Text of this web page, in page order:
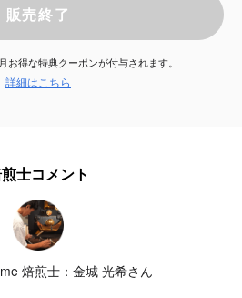
販売終了
お得な特典クーポンが付与されます。
詳細はこちら
士コメント
焙煎士：金城 光希さん